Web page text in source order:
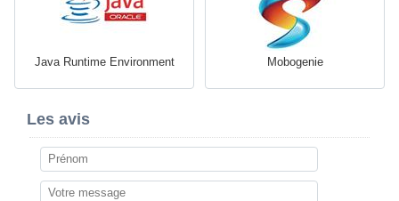
Java Runtime Environment Mobogenie
Les avis